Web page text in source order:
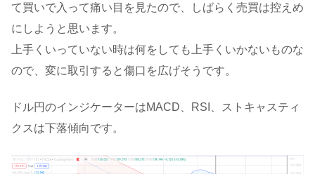
て買いで入って痛い目を見たので、しばらく売買は控えめ
にしようと思います。
上手くいっていない時は何をしても上手くいかないものな
ので、変に取引すると傷口を広げそうです。
ドル円のインジケーターはMACD、RSI、ストキャスティ
クスは下落傾向です。